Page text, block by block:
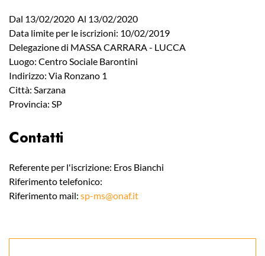
Dal 13/02/2020 Al 13/02/2020
Data limite per le iscrizioni: 10/02/2019
Delegazione di MASSA CARRARA - LUCCA
Luogo: Centro Sociale Barontini
Indirizzo: Via Ronzano 1
Città: Sarzana
Provincia: SP
Contatti
Referente per l'iscrizione: Eros Bianchi
Riferimento telefonico:
Riferimento mail: sp-ms@onaf.it